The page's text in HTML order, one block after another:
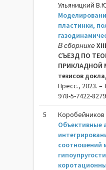
Ульяницкий
пластинки,
В сборнике
СЪЕЗД ПО
ПРИКЛАДНОЙ
тезисов
Пресс., 2023. –
978-5-7422-
5
Объективные
соотношений